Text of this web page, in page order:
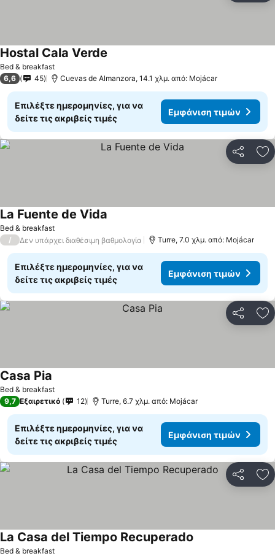
Bed & breakfast
Hostal Cala Verde
6,6 45 Cuevas de Almanzora, 14.1 χλμ. από: Mojácar
Επιλέξτε ημερομηνίες, για να
δείτε τις ακριβείς τιμές
Εμφάνιση τιμών
Bed & breakfast
La Fuente de Vida
/ Δεν υπάρχει διαθέσιμη βαθμολογία Turre, 7.0 χλμ. από: Mojácar
Επιλέξτε ημερομηνίες, για να
δείτε τις ακριβείς τιμές
Εμφάνιση τιμών
Bed & breakfast
Casa Pia
9,7 Εξαιρετικό 12 Turre, 6.7 χλμ. από: Mojácar
Επιλέξτε ημερομηνίες, για να
δείτε τις ακριβείς τιμές
Εμφάνιση τιμών
Bed & breakfast
La Casa del Tiempo Recuperado